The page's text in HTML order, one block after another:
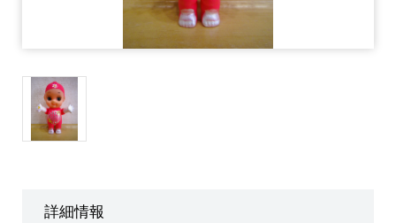
詳細情報